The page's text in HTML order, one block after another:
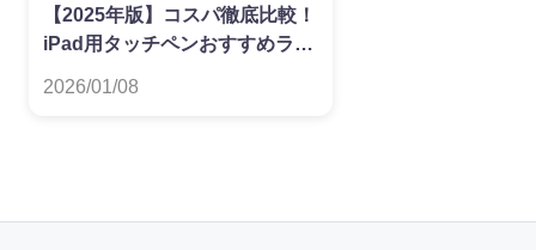
【2025年版】コスパ徹底比較！
iPad用タッチペンおすすめラン
2026/01/08